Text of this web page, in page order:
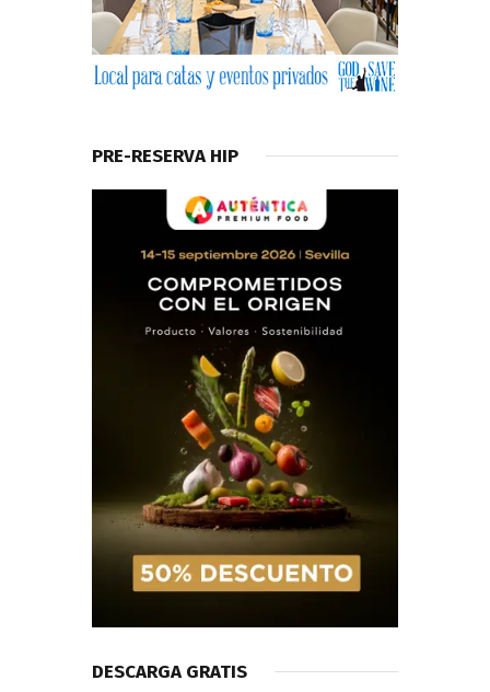
PRE-RESERVA HIP
DESCARGA GRATIS